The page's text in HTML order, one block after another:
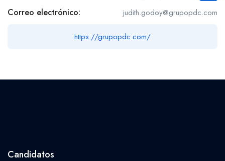
Correo electrónico: judith.godoy@grupopdc.com
https://grupopdc.com/
Candidatos